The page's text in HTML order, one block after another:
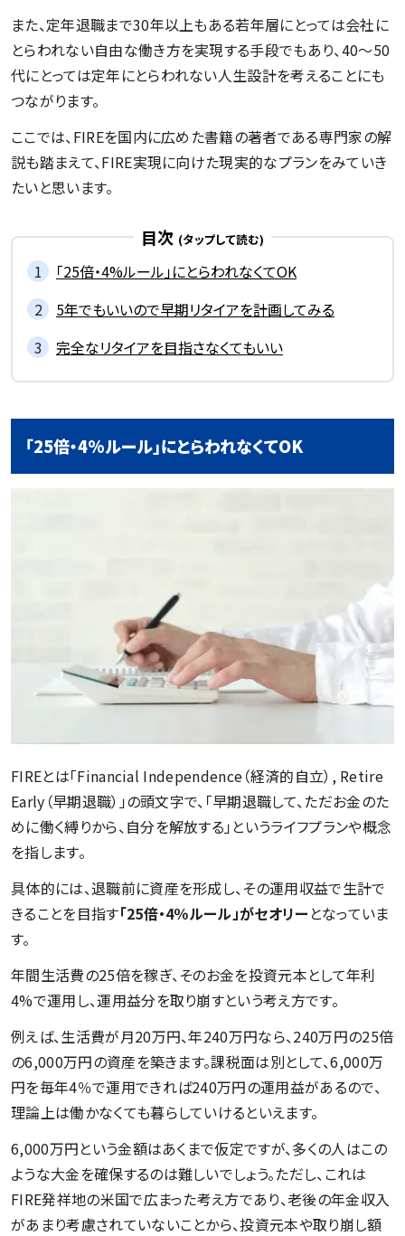
記事一覧を見る
また、定年退職まで30年以上もある若年層にとっては会社に
とらわれない自由な働き方を実現する手段でもあり、40〜50
代にとっては定年にとらわれない人生設計を考えることにも
つながります。
ここでは、FIREを国内に広めた書籍の著者である専門家の解
説も踏まえて、FIRE実現に向けた現実的なプランをみていき
たいと思います。
目次
「25倍・4%ルール」にとらわれなくてOK
5年でもいいので早期リタイアを計画してみる
完全なリタイアを目指さなくてもいい
「25倍・4%ルール」にとらわれなくてOK
FIREとは「Financial Independence（経済的自立）, Retire
Early（早期退職）」の頭文字で、「早期退職して、ただお金のた
めに働く縛りから、自分を解放する」というライフプランや概念
を指します。
具体的には、退職前に資産を形成し、その運用収益で生計で
きることを目指す「25倍・4％ルール」がセオリー となっていま
す。
年間生活費の25倍を稼ぎ、そのお金を投資元本として年利
4%で運用し、運用益分を取り崩すという考え方です。
例えば、生活費が月20万円、年240万円なら、240万円の25倍
の6,000万円の資産を築きます。課税面は別として、6,000万
円を毎年4％で運用できれば240万円の運用益があるので、
理論上は働かなくても暮らしていけるといえます。
6,000万円という金額はあくまで仮定ですが、多くの人はこの
ような大金を確保するのは難しいでしょう。ただし、これは
FIRE発祥地の米国で広まった考え方であり、老後の年金収入
があまり考慮されていないことから、投資元本や取り崩し額